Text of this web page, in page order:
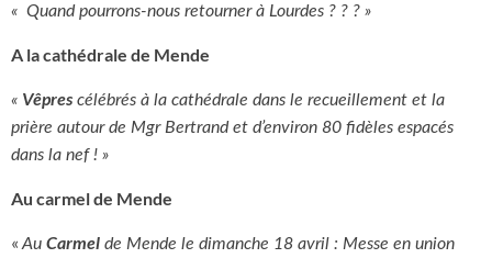
« Quand pourrons-nous retourner à Lourdes ? ? ? »
A la cathédrale de Mende
« Vêpres célébrés à la cathédrale dans le recueillement et la
prière autour de Mgr Bertrand et d’environ 80 fidèles espacés
dans la nef ! »
Au carmel de Mende
« Au Carmel de Mende le dimanche 18 avril : Messe en union